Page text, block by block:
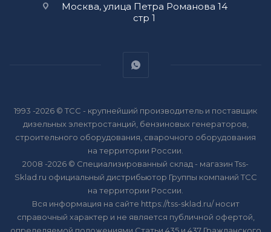
Москва, улица Петра Романова 14
стр 1
1993 -2026 © ТСС - крупнейший производитель и поставщик
дизельных электростанций, бензиновых генераторов,
строительного оборудования, сварочного оборудования
на территории России.
2008 -2026 © Специализированный склад - магазин Tss-
Sklad.ru официальный дистрибьютор Группы компаний ТСС
на территории России.
Вся информация на сайте https://tss-sklad.ru/ носит
справочный характер и не является публичной офертой,